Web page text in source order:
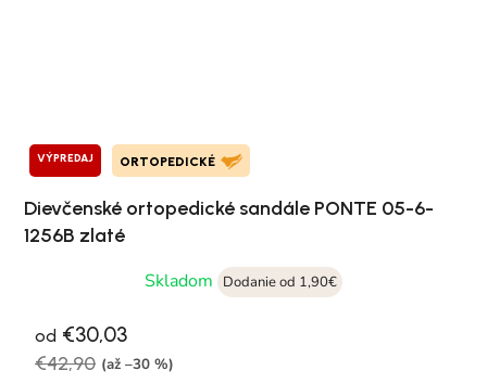
VÝPREDAJ ORTOPEDICKÉ
Dievčenské ortopedické sandále PONTE 05-6-
1256B zlaté
Skladom
Dodanie od 1,90€
od €30,03
€42,90 (až –30 %)